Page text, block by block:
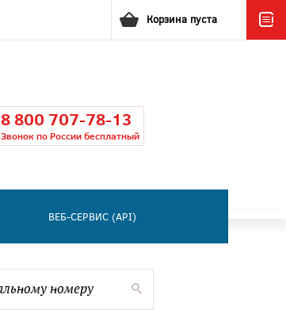
Корзина пуста
8 800 707-78-13
Звонок по России бесплатный
ВЕБ-СЕРВИС (API)